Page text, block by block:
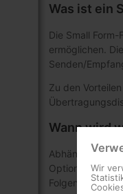
Was ist ein
Die Small
ermöglichen.
Senden/
Zu den
Wann wird
Abhängig von
Optionender
Folgenden
Wir